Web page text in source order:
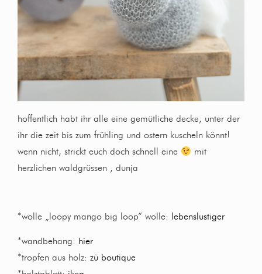
hoffentlich habt ihr alle eine gemütliche decke, unter der
ihr die zeit bis zum frühling und ostern kuscheln könnt!
wenn nicht, strickt euch doch schnell eine
mit
herzlichen waldgrüssen , dunja
*wolle „loopy mango big loop“ wolle: lebenslustiger
*wandbehang: hier
*tropfen aus holz: zü boutique